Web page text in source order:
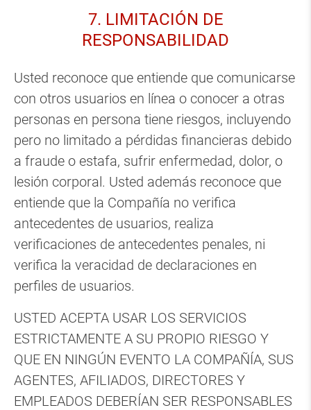
7. LIMITACIÓN DE
RESPONSABILIDAD
Usted reconoce que entiende que comunicarse
con otros usuarios en línea o conocer a otras
personas en persona tiene riesgos, incluyendo
pero no limitado a pérdidas financieras debido
a fraude o estafa, sufrir enfermedad, dolor, o
lesión corporal. Usted además reconoce que
entiende que la Compañía no verifica
antecedentes de usuarios, realiza
verificaciones de antecedentes penales, ni
verifica la veracidad de declaraciones en
perfiles de usuarios.
USTED ACEPTA USAR LOS SERVICIOS
ESTRICTAMENTE A SU PROPIO RIESGO Y
QUE EN NINGÚN EVENTO LA COMPAÑÍA, SUS
AGENTES, AFILIADOS, DIRECTORES Y
EMPLEADOS DEBERÍAN SER RESPONSABLES